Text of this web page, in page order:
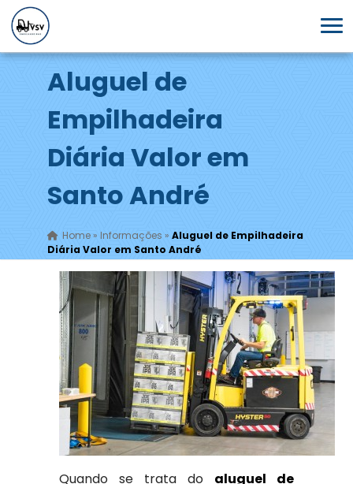
Aluguel de
Empilhadeira
Diária Valor em
Santo André
Home» Informações » Aluguel de Empilhadeira
Diária Valor em Santo André
Quando se trata do aluguel de